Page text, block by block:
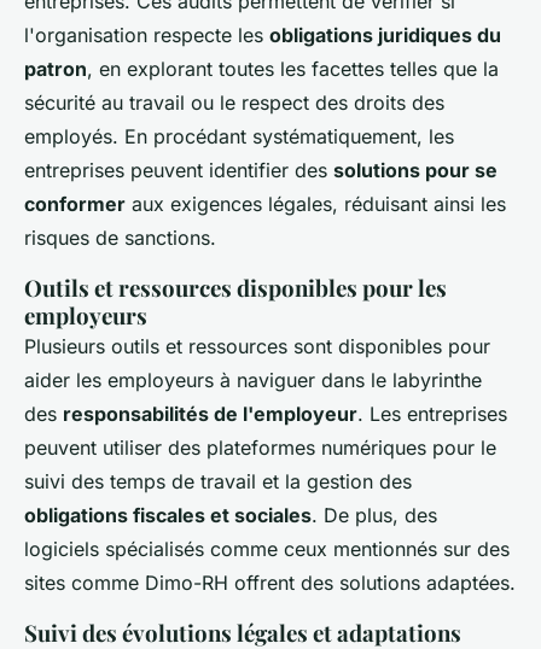
l'organisation respecte les obligations juridiques du
patron, en explorant toutes les facettes telles que la
sécurité au travail ou le respect des droits des
employés. En procédant systématiquement, les
entreprises peuvent identifier des solutions pour se
conformer aux exigences légales, réduisant ainsi les
risques de sanctions.
Outils et ressources disponibles pour les
employeurs
Plusieurs outils et ressources sont disponibles pour
aider les employeurs à naviguer dans le labyrinthe
des responsabilités de l'employeur. Les entreprises
peuvent utiliser des plateformes numériques pour le
suivi des temps de travail et la gestion des
obligations fiscales et sociales. De plus, des
logiciels spécialisés comme ceux mentionnés sur des
sites comme Dimo-RH offrent des solutions adaptées.
Suivi des évolutions légales et adaptations